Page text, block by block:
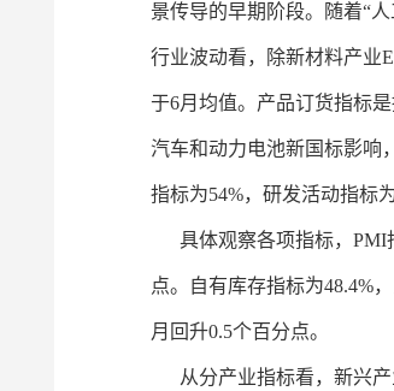
景传导的早期阶段。随着“
行业波动看，除新材料产业
于6月均值。产品订货指标
汽车和动力电池新国标影响
指标为54%，研发活动指标
具体观察各项指标，PMI
点。自有库存指标为48.4%
月回升0.5个百分点。
从分产业指标看，新兴产